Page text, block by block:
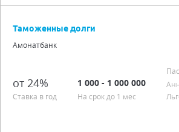
Процентная ставка от 24,00%
Аннуитетные платежи
Подробно
Таможенные долги
Амонатбанк
от 24%
Ставка в год
1 000 - 1 000 000
На срок до 1 мес